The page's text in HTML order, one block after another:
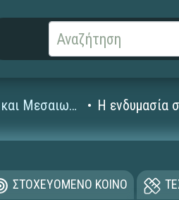
Βυζαντινή και Μεσαιωνική Ιστορία Η ενδυμασία
ΣΤΟΧΕΥΟΜΕΝΟ ΚΟΙΝΟ